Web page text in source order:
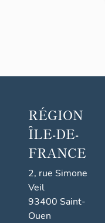
RÉGION
ÎLE-DE-
FRANCE
2, rue Simone
Veil
93400 Saint-
Ouen